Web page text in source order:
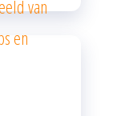
van
en